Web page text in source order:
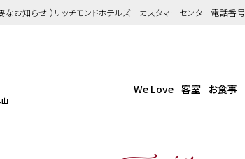
なお知らせ ）リッチモンドホテルズ カスタマーセンター電話
We Love 客室 お食事